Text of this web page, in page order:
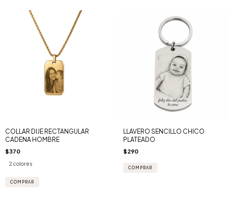
COLLAR DIJE RECTANGULAR
CADENA HOMBRE
$370
2 colores
COMPRAR
LLAVERO SENCILLO CHICO
PLATEADO
$290